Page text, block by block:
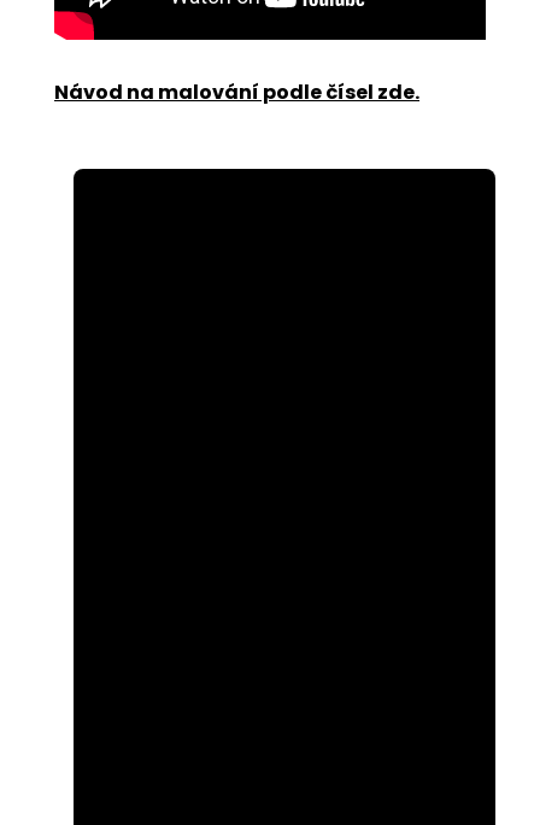
Návod na malování podle čísel zde.